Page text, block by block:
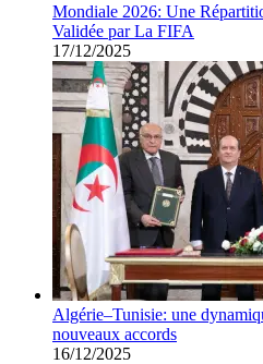
Mondiale 2026: Une
Validée par La FIFA
17/12/2025
Algérie–Tunisie: une
nouveaux accords
16/12/2025